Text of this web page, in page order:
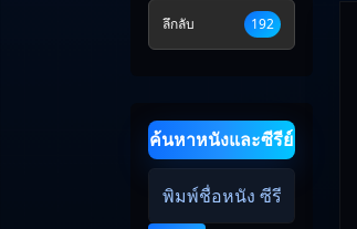
ลึกลับ 192
ค้นหาหนังและซีรีย์